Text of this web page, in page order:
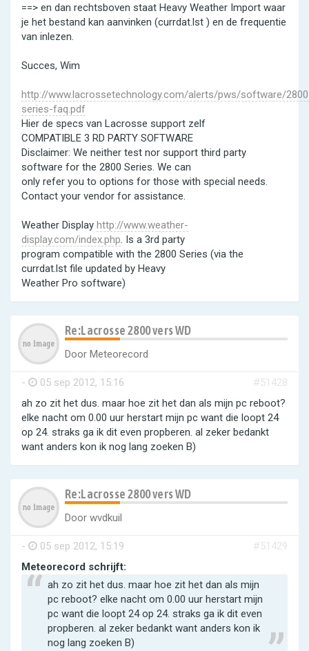
==> en dan rechtsboven staat Heavy Weather Import waar
je het bestand kan aanvinken (currdat.lst ) en de frequentie
van inlezen.
Succes, Wim
http://www.lacrossetechnology.com/alerts/pws/software/
series-faq.pdf
Hier de specs van Lacrosse support zelf
COMPATIBLE 3 RD PARTY SOFTWARE
Disclaimer: We neither test nor support third party
software for the 2800 Series. We can
only refer you to options for those with special needs.
Contact your vendor for assistance.
Weather Display http://www.weather-
display.com/index.php. Is a 3rd party
program compatible with the 2800 Series (via the
currdat.lst file updated by Heavy
Weather Pro software)
Re:Lacrosse 2800 vers WD
Door Meteorecord
- 05 sep 2012, 15:16
#51428
ah zo zit het dus. maar hoe zit het dan als mijn pc reboot?
elke nacht om 0.00 uur herstart mijn pc want die loopt 24
op 24. straks ga ik dit even propberen. al zeker bedankt
want anders kon ik nog lang zoeken B)
Re:Lacrosse 2800 vers WD
Door wvdkuil
- 05 sep 2012, 15:19
#51429
Meteorecord schrijft:
ah zo zit het dus. maar hoe zit het dan als mijn
pc reboot? elke nacht om 0.00 uur herstart mijn
pc want die loopt 24 op 24. straks ga ik dit even
propberen. al zeker bedankt want anders kon ik
nog lang zoeken B)